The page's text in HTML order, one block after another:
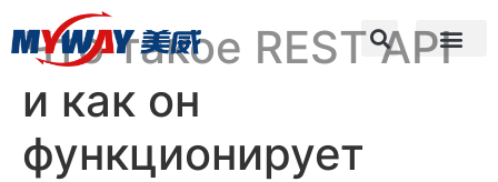
Что такое REST API
и как он
функционирует